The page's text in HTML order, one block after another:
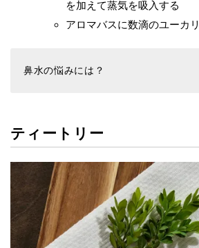
を加えて蒸気を吸入する
アロマバスに数滴のユーカ
鼻水の悩みには？
ティートリー